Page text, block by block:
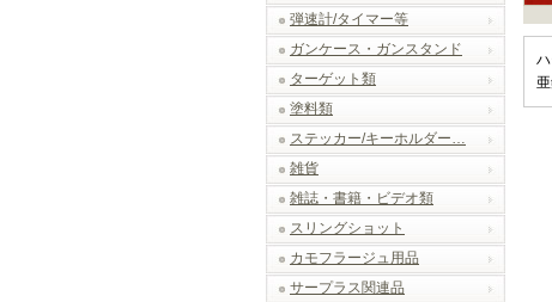
弾速計/タイマー等
ガンケース・ガンスタンド
ターゲット類
塗料類
ステッカー/キーホルダー…
雑貨
雑誌・書籍・ビデオ類
スリングショット
カモフラージュ用品
サープラス関連品